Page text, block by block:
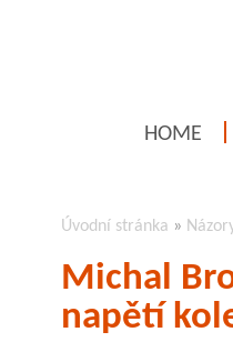
HOME
Úvodní stránka »
Michal
napětí